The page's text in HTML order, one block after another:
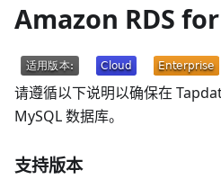
Amazon RDS
请遵循以下说明以确保在
MySQL 数据库。
支持版本